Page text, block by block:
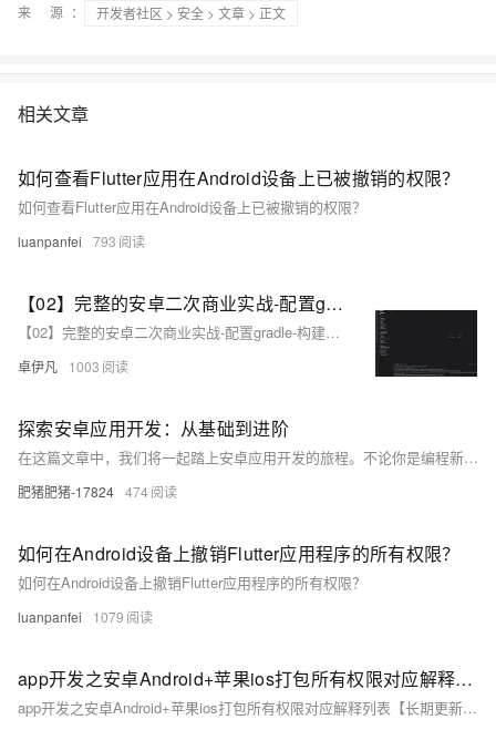
来 源：
开发者社区 > 安全 > 文章 > 正文
相关文章
如何查看Flutter应用在Android设备上已被撤销的权限？
如何查看Flutter应用在Android设备上已被撤销的权限？
luanpanfei 793
【02】完整的安卓二次商业实战-配置gradle-构建打包原生安卓项目-调试本地运行模拟器-优雅草伊凡
【02】完整的安卓二次商业实战-配置gradle-构建打包原生安卓项目-调试本地运行模拟器-优雅草伊凡
卓伊凡 1003
探索安卓应用开发：从基础到进阶
在这篇文章中，我们将一起踏上安卓应用开发的旅程。不论你是编程新手还是希望提升技能的开发者，这里都有你需要的东西。我们会从最基础的概念开始，逐步深入到更复杂的主题。文章将涵盖开发环境设置、用户界面设计、数据处理以及性能优化等方面。通过理论与实践的结合，你将能够构建出既美观又高效的安卓应用。让我们一起开启这段技术之旅吧！
肥猪肥猪-17824 474
如何在Android设备上撤销Flutter应用程序的所有权限？
如何在Android设备上撤销Flutter应用程序的所有权限？
luanpanfei 1079
app开发之安卓Android+苹果ios打包所有权限对应解释列表【长期更新】-以及默认打包自动添加权限列表和简化后的基本打包权限列表以uniapp为例-优雅草央千澈
app开发之安卓Android+苹果ios打包所有权限对应解释列表【长期更新】-以及默认打包自动添加权限列表和简化后的基本打包权限列表以uniapp为例-优雅草央千澈